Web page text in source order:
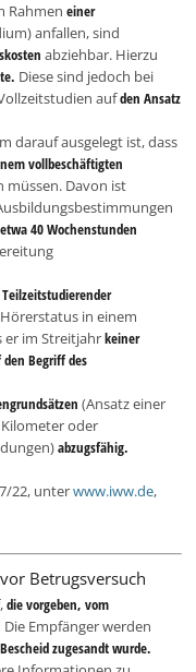
Rahmeneiner
anfallen, sind
abziehbar. Hierzu
Diese sind jedoch bei
aufden Ansatz
darauf ausgelegt ist, dass
vollbeschäftigten
müssen. Davon ist
etwa 40 Wochenstunden
in einem
er im Streitjahrkeiner
den Begriff des
(Ansatz einer
Kilometer oder
abzugsfähig.
7/22, unterwww.iww.de,
Betrugsversuch
die vorgeben, vom
Die Empfänger werden
zugesandt wurde.